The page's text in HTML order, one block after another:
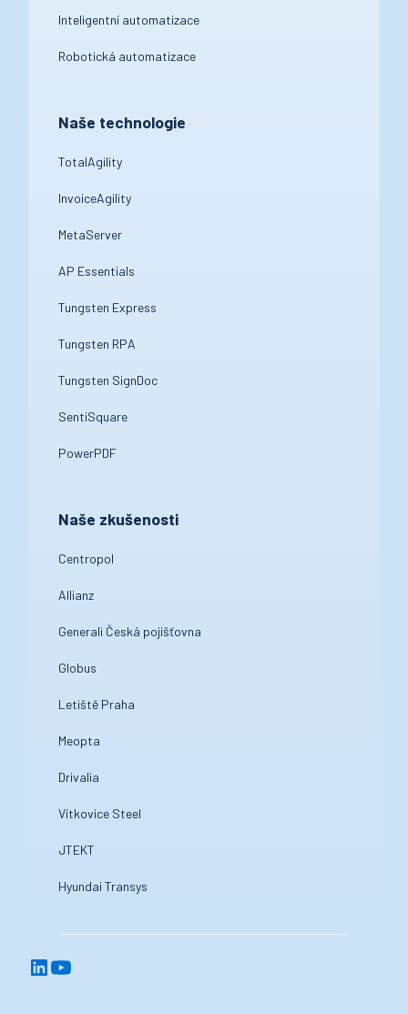
Inteligentní automatizace
Robotická automatizace
Naše technologie
TotalAgility
InvoiceAgility
MetaServer
AP Essentials
Tungsten Express
Tungsten RPA
Tungsten SignDoc
SentiSquare
PowerPDF
Naše zkušenosti
Centropol
Allianz
Generali Česká pojišťovna
Globus
Letiště Praha
Meopta
Drivalia
Vítkovice Steel
JTEKT
Hyundai Transys